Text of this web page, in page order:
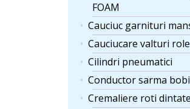
FOAM
Cauciuc garnituri
Cauciucare valturi role
Cilindri pneumatici
Conductor sarma
Cremaliere roti dintate